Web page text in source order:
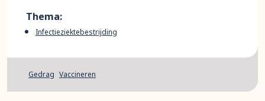
Thema:
Infectieziektebestrijding
Gedrag Vaccineren